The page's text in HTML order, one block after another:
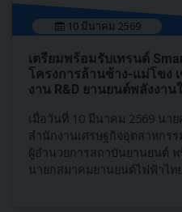
10 มีนาคม 2569
เตรียมพร้อมรับเทรนด์
โครงการล้านช้าง-แม่โขง
งาน R&D ยานยนต์พลังงา
เมื่อวันที่ 10 มีนาคม 2569 นา
สำนักงานเศรษฐกิจอุตสาหกร
ผู้อำนวยการสถาบันยานยนต์
นายกสมาคมยานยนต์ไฟฟ้าไท